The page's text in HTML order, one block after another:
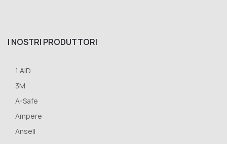
I NOSTRI PRODUTTORI
1 AID
3M
A-Safe
Ampere
Ansell